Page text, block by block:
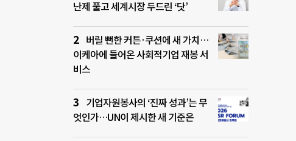
난제 풀고 세계시장 두드린 ‘닷’
버릴 뻔한 커튼·쿠션에 새 가치…
이케아에 들어온 사회적기업 재봉 서
비스
기업자원봉사의 ‘진짜 성과’는 무
엇인가…UN이 제시한 새 기준은